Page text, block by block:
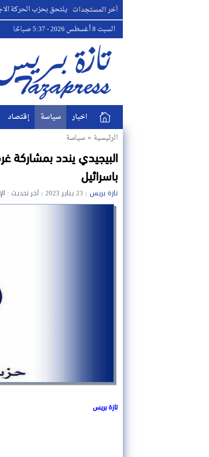
أخر المستجدات
البطل مصطفى لخصم يلتحق بحزب الحركة الاجتماعية
السبت 8 أغسطس 2026 - 5:37 صباحًا
اخبار سياسة إقتصاد
الرئيسية » سياسة
البيجيدي يندد بمشاركة
باسرائيل
تازة بريس 23 يناير 2023 آخر تحديث : الإثنين 23 يناير
تازة بريس